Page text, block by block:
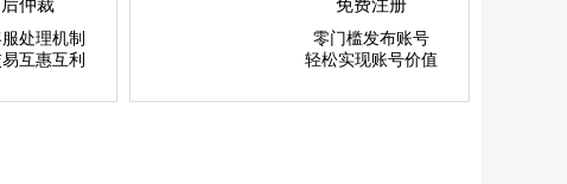
仲裁
处理机制
互惠互利
免费注册
零门槛发布账号
轻松实现账号价值